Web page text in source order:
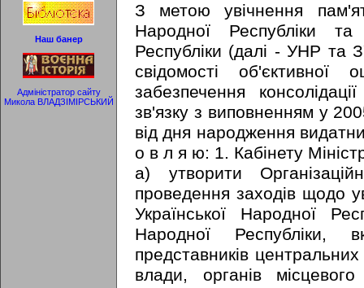
Наш банер
Адміністратор сайту
Микола ВЛАДЗІМІРСЬКИЙ
З метою увічнення
Народної Республіки та
Республіки (далі - УНР та
свідомості об'єктивної
забезпечення
зв'язку з виповненням у
від дня народження
о в л я ю: 1. Кабінету
а) утворити
проведення заходів щодо
Української Народної
Народної
представників
влади, органів